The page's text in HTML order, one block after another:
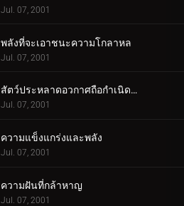
Jul. 07, 2001
พลังที่จะเอาชนะความโกลาหล
Jul. 07, 2001
สัตว์ประหลาดอวกาศถือกำเนิดบนโลก
Jul. 07, 2001
ความแข็งแกร่งและพลัง
Jul. 07, 2001
ความฝันที่กล้าหาญ
Jul. 07, 2001